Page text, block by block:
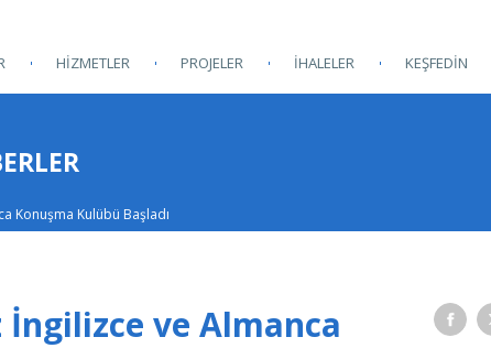
HİZMETLER PROJELER İHALELER KEŞFEDİN
Konuşma Kulübü Başladı
ve Almanca